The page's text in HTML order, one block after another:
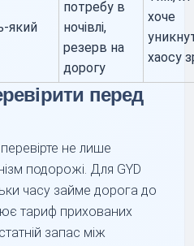
який
потребу в
ночівлі,
резерв на
дорогу
хоче
хаосу
перед
не лише
подорожі. Для GYD
часу займе дорога до
тариф прихованих
запас між